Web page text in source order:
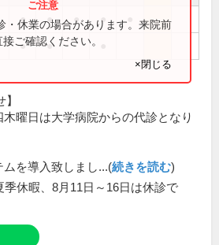
● ● ● ●
● ●
・休業の場合があります。来院前
ご確認ください。
×閉じる
】
曜日は大学病院からの代診となり
を導入致しまし...(続きを読む)
季休暇、8月11日～16日は休診で